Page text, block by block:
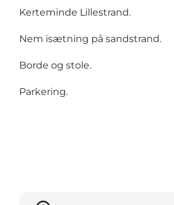
Kerteminde Lillestrand.
Nem isætning på sandstrand.
Borde og stole.
Parkering.